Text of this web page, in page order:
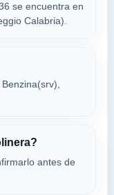
VER PRECIOS
se encuentra en
Calabria).
antes de